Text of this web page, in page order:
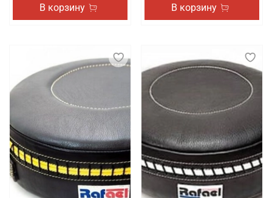
В корзину В корзину